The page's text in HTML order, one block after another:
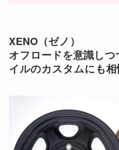
XENO（ゼノ）
オフロードを意識し
イルのカスタムにも相